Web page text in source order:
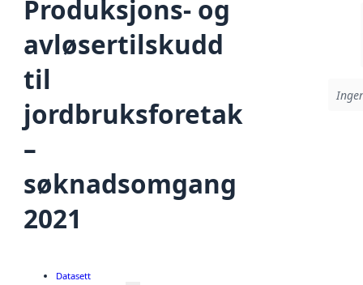
Produksjons- og
avløsertilskudd
til
jordbruksforetak
–
søknadsomgang
2021
Datasett